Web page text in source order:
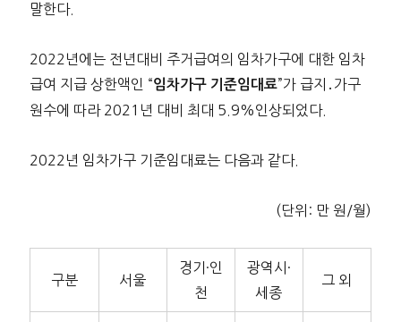
말한다.
2022년에는 전년대비 주거급여의 임차가구에 대한 임차
급여 지급 상한액인 “임차가구 기준임대료”가 급지․가구
원수에 따라 2021년 대비 최대 5.9%인상되었다.
2022년 임차가구 기준임대료는 다음과 같다.
(단위: 만 원/월)
구분 서울
경기·인
천
광역시·
세종
그 외